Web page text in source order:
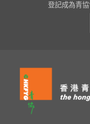
登記成為青